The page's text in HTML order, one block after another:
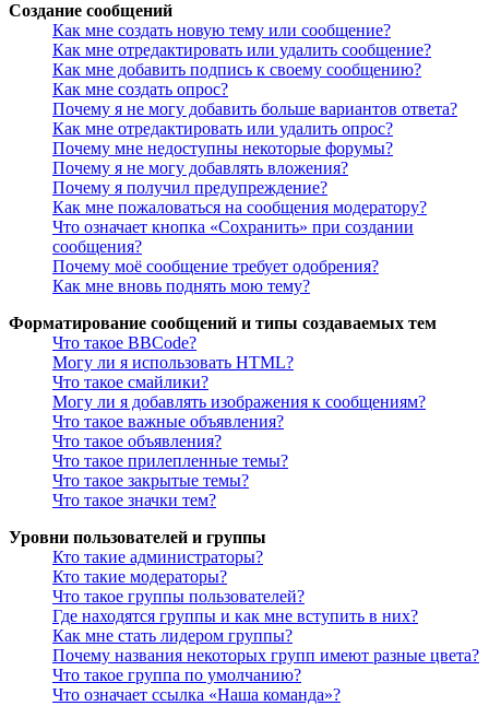
Создание сообщений
Как мне создать новую тему или сообщение?
Как мне отредактировать или удалить сообщение?
Как мне добавить подпись к своему сообщению?
Как мне создать опрос?
Почему я не могу добавить больше вариантов ответа?
Как мне отредактировать или удалить опрос?
Почему мне недоступны некоторые форумы?
Почему я не могу добавлять вложения?
Почему я получил предупреждение?
Как мне пожаловаться на сообщения модератору?
Что означает кнопка «Сохранить» при создании
сообщения?
Почему моё сообщение требует одобрения?
Как мне вновь поднять мою тему?
Форматирование сообщений и типы создаваемых тем
Что такое BBCode?
Могу ли я использовать HTML?
Что такое смайлики?
Могу ли я добавлять изображения к сообщениям?
Что такое важные объявления?
Что такое объявления?
Что такое прилепленные темы?
Что такое закрытые темы?
Что такое значки тем?
Уровни пользователей и группы
Кто такие администраторы?
Кто такие модераторы?
Что такое группы пользователей?
Где находятся группы и как мне вступить в них?
Как мне стать лидером группы?
Почему названия некоторых групп имеют разные цвета?
Что такое группа по умолчанию?
Что означает ссылка «Наша команда»?